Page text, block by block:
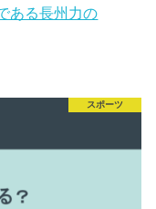
ある長州力の
スポーツ